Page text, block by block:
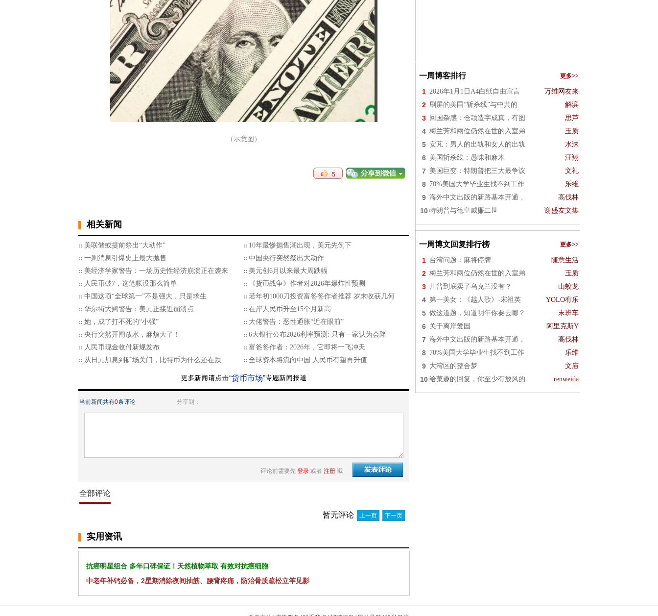
（示意图）
5
相关新闻
美联储或提前祭出“大动作”
10年最惨抛售潮出现，美元先倒下
一则消息引爆史上最大抛售
中国央行突然祭出大动作
美经济学家警告：一场历史性经济崩溃正在袭来
美元创6月以来最大周跌幅
人民币破7，这笔帐没那么简单
《货币战争》作者对2026年爆炸性预测
中国这项“全球第一”不是强大，只是求生
若年初1000刀投资富爸爸作者推荐 岁末收获几何
华尔街大鳄警告：美元正接近崩溃点
在岸人民币升至15个月新高
她，成了打不死的“小强”
大佬警告：恶性通胀“近在眼前”
央行突然开闸放水，麻烦大了！
6大银行公布2026利率预测: 只有一家认为会降
人民币现金收付新规发布
富爸爸作者：2026年，它即将一飞冲天
从日元加息到矿场关门，比特币为什么还在跌
全球资本将流向中国 人民币有望再升值
“货币市场”
当前新闻共有0条评论 分享到：
评论前需要先 登录 或者 注册 哦
全部评论
暂无评论 上一页 下一页
实用资讯
抗癌明星组合 多年口碑保证！天然植物萃取 有效对抗癌细胞
中老年补钙必备，2星期消除夜间抽筋、腰背疼痛，防治骨质疏松立竿见影
一周博客排行 更多>>
1 2026年1月1日A4白纸自由宣言 万维网友来
2 刷屏的美国“斩杀线”与中共的 解滨
3 回国杂感：仓颉造字成真，有图 思芦
4 梅兰芳和兩位仍然在世的入室弟 玉质
5 安芃：男人的出轨和女人的出轨 水沫
6 美国斩杀线：愚昧和麻木 汪翔
7 美国巨变：特朗普把三大最争议 文礼
8 70%美国大学毕业生找不到工作 乐维
9 海外中文出版的新路基本开通， 高伐林
10 特朗普与德皇威廉二世 谢盛友文集
一周博文回复排行榜 更多>>
1 台湾问题：麻将停牌 随意生活
2 梅兰芳和兩位仍然在世的入室弟 玉质
3 川普到底卖了乌克兰没有？ 山蛟龙
4 第一美女：《越人歌》-宋祖英 YOLO宥乐
5 做这道题，知道明年你要去哪？ 末班车
6 关于离岸爱国 阿里克斯Y
7 海外中文出版的新路基本开通， 高伐林
8 70%美国大学毕业生找不到工作 乐维
9 大湾区的整合梦 文庙
10 给菓趣的回复，你至少有放风的 renweida